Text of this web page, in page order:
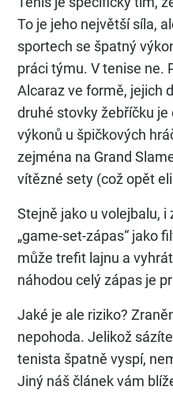
To je jeho největší síla,
sportech se špatný
práci týmu. V tenise ne.
Alcaraz ve formě, jejich
druhé stovky žebříčku
výkonů u špičkových
zejména na Grand
vítězné sety (což opět
Stejně jako u volejbalu,
„game-set-zápas“ jako
může trefit lajnu a
náhodou celý zápas je
Jaké je ale riziko?
nepohoda. Jelikož
tenista špatně vyspí,
Jiný náš článek vám